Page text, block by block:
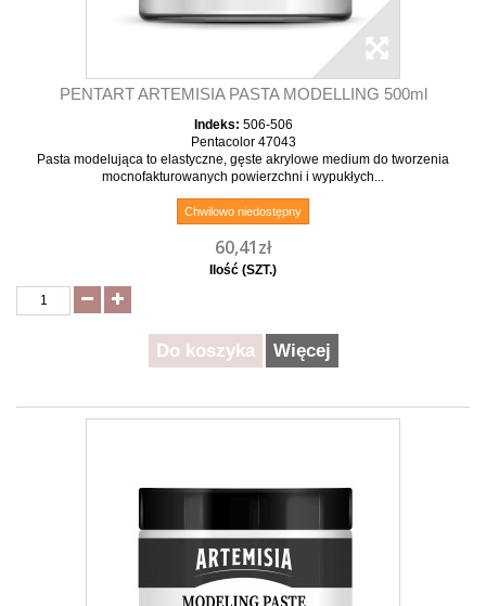
PENTART ARTEMISIA PASTA MODELLING 500ml
Indeks: 506-506
Pentacolor 47043
Pasta modelująca to elastyczne, gęste akrylowe medium do tworzenia
mocnofakturowanych powierzchni i wypukłych...
Chwilowo niedostępny
60,41zł
Ilość (SZT.)
Do koszyka Więcej